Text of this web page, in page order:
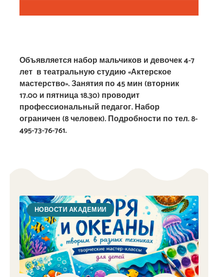
Объявляется набор мальчиков и девочек 4-7
лет в театральную студию«Актерское
мастерство».Занятия по 45 мин (вторник
17.00 и пятница 18.30) проводит
профессиональный педагог.Набор
ограничен (8 человек). Подробности по тел. 8-
495-73-76-761.
НОВОСТИ АКАДЕМИИ